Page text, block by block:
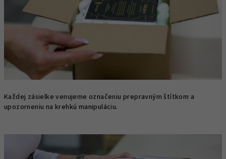
Každej zásielke venujeme označeniu prepravným štítkom a
upozorneniu na krehkú manipuláciu.